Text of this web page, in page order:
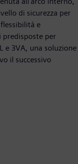
di sicurezza per
e
per
e 3VA, una soluzione
il successivo